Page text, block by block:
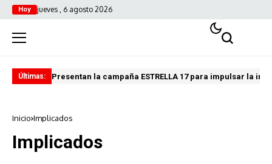
Hoy jueves , 6 agosto 2026
Últimas: Presentan la campaña ESTRELLA 17 para impulsar la
Inicio Implicados
Implicados